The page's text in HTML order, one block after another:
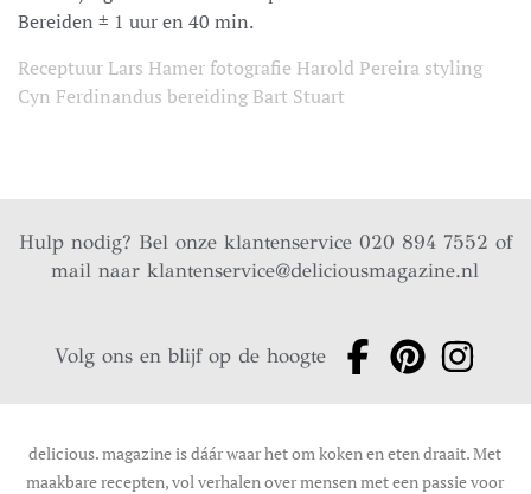
Bereiden ± 1 uur en 40 min.
Receptuur Lars Hamer fotografie Harold Pereira styling
Cyn Ferdinandus bereiding Bart Stuart
Hulp nodig? Bel onze klantenservice 020 894 7552 of
mail naarklantenservice@deliciousmagazine.nl
Volg ons en blijf op de hoogte
delicious. magazine is dáár waar het om koken en eten draait. Met
maakbare recepten, vol verhalen over mensen met een passie voor